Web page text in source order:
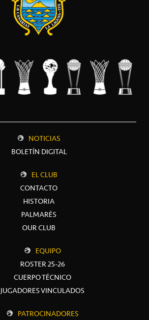
NOTICIAS
BOLETÍN DIGITAL
EL CLUB
CONTACTO
HISTORIA
PALMARÉS
OUR CLUB
EQUIPO
ROSTER 25-26
CUERPO TÉCNICO
JUGADORES VINCULADOS
PATROCINADORES